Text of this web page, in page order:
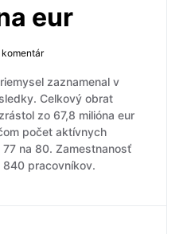
eur
komentár
zaznamenal v
Celkový obrat
zo 67,8 milióna eur
počet aktívnych
na 80. Zamestnanosť
840 pracovníkov.